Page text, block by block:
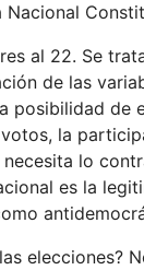
al 22. Se
de las
posibilidad de
la
lo
es la
elecciones?